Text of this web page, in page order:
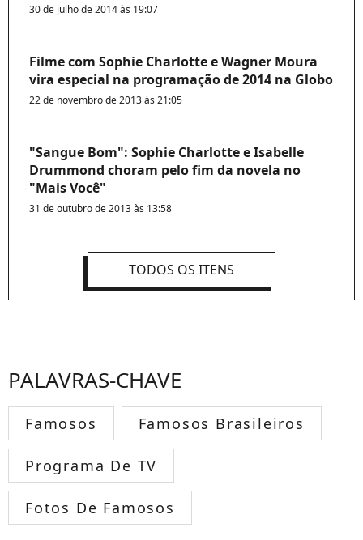
30 de julho de 2014 às 19:07
Filme com Sophie Charlotte e Wagner Moura
vira especial na programação de 2014 na Globo
22 de novembro de 2013 às 21:05
"Sangue Bom": Sophie Charlotte e Isabelle
Drummond choram pelo fim da novela no
"Mais Você"
31 de outubro de 2013 às 13:58
TODOS OS ITENS
PALAVRAS-CHAVE
Famosos Famosos Brasileiros
Programa De TV
Fotos De Famosos